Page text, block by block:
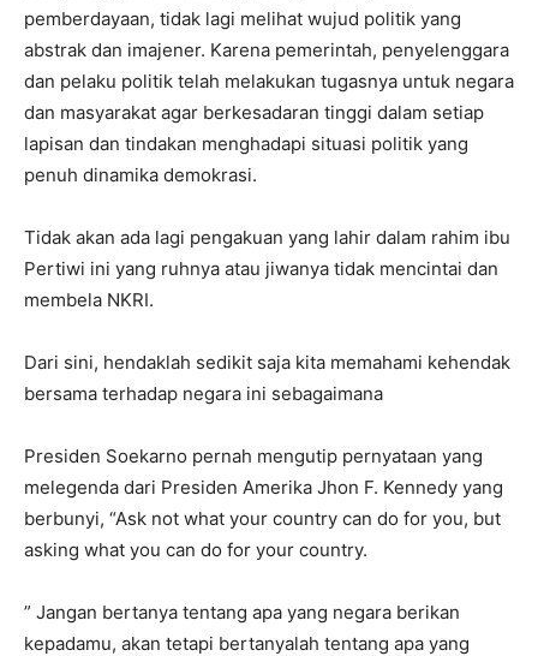
pemberdayaan, tidak lagi melihat wujud politik yang
abstrak dan imajener. Karena pemerintah, penyelenggara
dan pelaku politik telah melakukan tugasnya untuk negara
dan masyarakat agar berkesadaran tinggi dalam setiap
lapisan dan tindakan menghadapi situasi politik yang
penuh dinamika demokrasi.
Tidak akan ada lagi pengakuan yang lahir dalam rahim ibu
Pertiwi ini yang ruhnya atau jiwanya tidak mencintai dan
membela NKRI.
Dari sini, hendaklah sedikit saja kita memahami kehendak
bersama terhadap negara ini sebagaimana
Presiden Soekarno pernah mengutip pernyataan yang
melegenda dari Presiden Amerika Jhon F. Kennedy yang
berbunyi, “Ask not what your country can do for you, but
asking what you can do for your country.
” Jangan bertanya tentang apa yang negara berikan
kepadamu, akan tetapi bertanyalah tentang apa yang